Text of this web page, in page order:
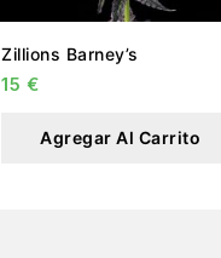
Zillions Barney’s
15 €
Agregar Al Carrito